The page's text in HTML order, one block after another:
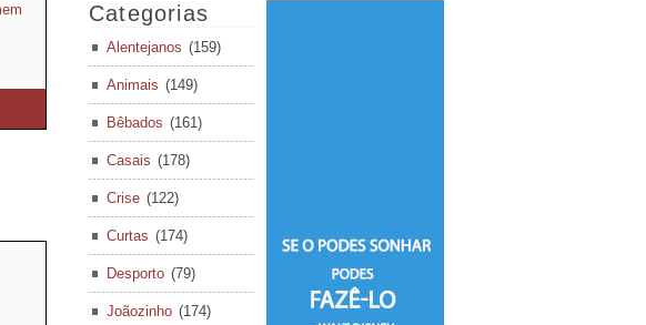
Categorias
Alentejanos (159)
Animais (149)
Bêbados (161)
Casais (178)
Crise (122)
Curtas (174)
Desporto (79)
Joãozinho (174)